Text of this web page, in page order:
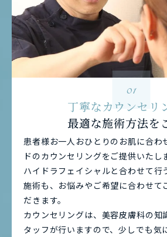
01
丁寧なカウンセリ
最適な施術方法を
患者様お一人おひとりのお肌に合わ
ドのカウンセリングをご提供いたし
ハイドラフェイシャルと合わせて行
施術も、お悩みやご希望に合わせて
だきます。
カウンセリングは、美容皮膚科の知
タッフが行いますので、少しでも気